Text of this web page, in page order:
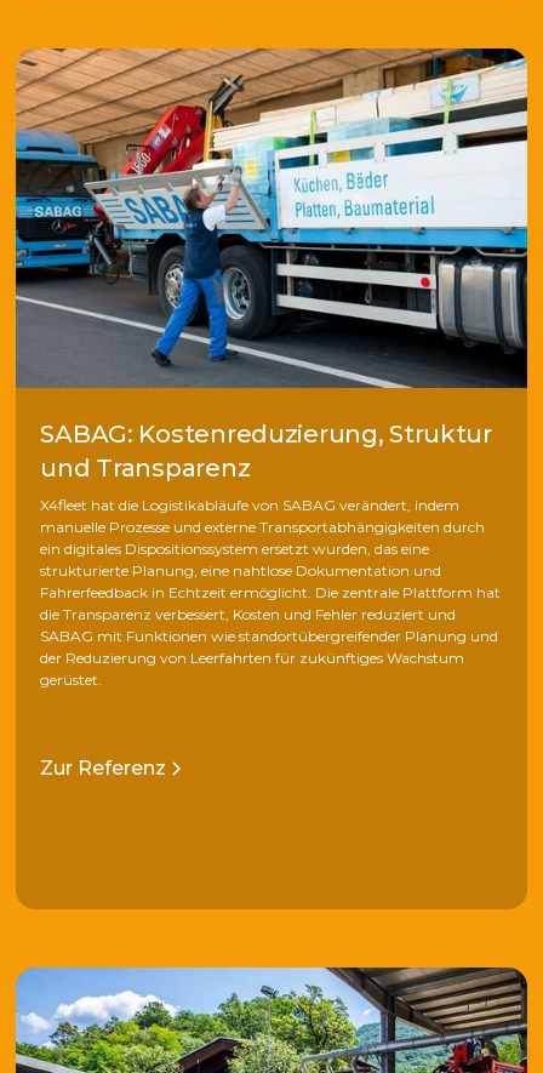
SABAG: Kostenreduzierung, Struktur
und Transparenz
X4fleet hat die Logistikabläufe von SABAG verändert, indem
manuelle Prozesse und externe Transportabhängigkeiten durch
ein digitales Dispositionssystem ersetzt wurden, das eine
strukturierte Planung, eine nahtlose Dokumentation und
Fahrerfeedback in Echtzeit ermöglicht. Die zentrale Plattform hat
die Transparenz verbessert, Kosten und Fehler reduziert und
SABAG mit Funktionen wie standortübergreifender Planung und
der Reduzierung von Leerfahrten für zukünftiges Wachstum
gerüstet.
Zur Referenz